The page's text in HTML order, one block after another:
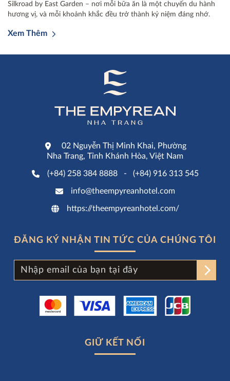
Silkroad by East Garden – nơi mỗi bữa ăn là một chuyến du hành
hương vị, và mỗi khoảnh khắc đều trở thành kỷ niệm đáng nhớ.
Xem Thêm
GIỮ KẾT NỐI
02 Nguyễn Thị Minh Khai, Phường
Nha Trang, Tỉnh Khánh Hòa, Việt Nam
(+84) 258 384 8888 - (+84) 916 313 545
info@theempyreanhotel.com
https://theempyreanhotel.com/
ĐĂNG KÝ NHẬN TIN TỨC CỦA CHÚNG TÔI